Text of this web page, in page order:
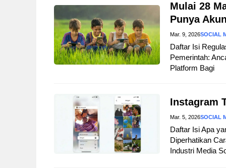
Mulai 28
Punya
Mar. 9, 2026SOCIAL
Daftar Isi
Pemerintah:
Platform Bagi
Instagram
Mar. 5, 2026SOCIAL
Daftar Isi Apa
Diperhatikan
Industri Media